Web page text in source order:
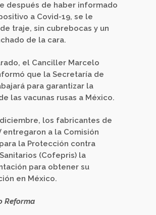
después de haber informado
a Covid-19, se le
traje, sin cubrebocas y un
de la cara.
el Canciller Marcelo
que la Secretaría de
para garantizar la
las vacunas rusas a México.
los fabricantes de
entregaron a la Comisión
la Protección contra
(Cofepris) la
para obtener su
en México.
Reforma